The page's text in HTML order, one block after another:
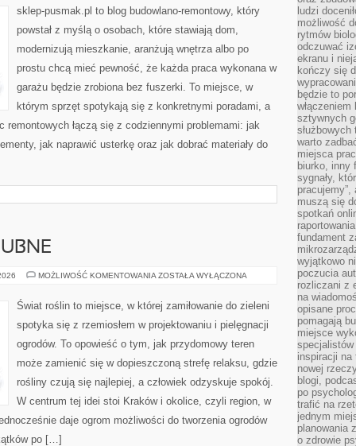
sklep-pusmak.pl to blog budowlano-remontowy, który
powstał z myślą o osobach, które stawiają dom,
modernizują mieszkanie, aranżują wnętrza albo po
prostu chcą mieć pewność, że każda praca wykonana w
garażu będzie zrobiona bez fuszerki. To miejsce, w
którym sprzęt spotykają się z konkretnymi poradami, a
remontowych łączą się z codziennymi problemami: jak
jak naprawić usterkę oraz jak dobrać materiały do
MOŻLIWOŚĆ KOMENTOWANIA ROŚLINY
ZOSTAŁA WYŁĄCZONA
Świat roślin to miejsce, w której zamiłowanie do zieleni
spotyka się z rzemiosłem w projektowaniu i pielęgnacji
ogrodów. To opowieść o tym, jak przydomowy teren
może zamienić się w dopieszczoną strefę relaksu, gdzie
rośliny czują się najlepiej, a człowiek odzyskuje spokój.
W centrum tej idei stoi Kraków i okolice, czyli region, w
daje ogrom możliwości do tworzenia ogrodów
po […]
ludzi
możliwość
rytmów
odczuwać
ekranu i
kończy się
będzie to
sztywnych
warto
miejsca
biurko, inny
sygnały,
pracujemy”,
muszą się
spotkań
fundament
wyjątkowo
poczucia
rozliczani z
na
opisane
pomagają
miejsce
specjalistów
inspiracji
nowej
blogi,
po
trafić na
jednym
planowania
o zdrowie